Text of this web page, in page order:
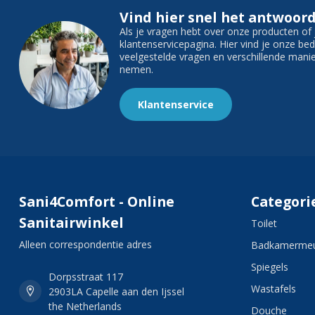
Vind hier snel het
Als je vragen hebt over onze producten
klantenservicepagina. Hier vind je onze
veelgestelde vragen en verschillende
nemen.
Klantenservice
Sani4Comfort - Online
Sanitairwinkel
Alleen correspondentie adres
Dorpsstraat 117
2903LA Capelle aan den Ijssel
the Netherlands
Toilet
Spiegels
Wastafels
Douche